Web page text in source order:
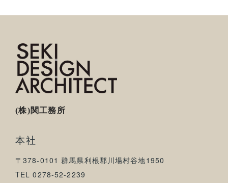
(株)関工務所
本社
〒378-0101 群馬県利根郡川場村谷地1950
TEL 0278-52-2239